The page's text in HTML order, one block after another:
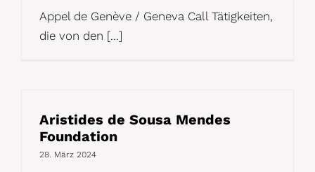
Appel de Genève / Geneva Call Tätigkeiten,
die von den [...]
Aristides de Sousa Mendes
Foundation
28. März 2024